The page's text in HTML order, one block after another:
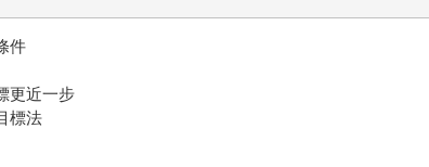
件
更近一步
標法